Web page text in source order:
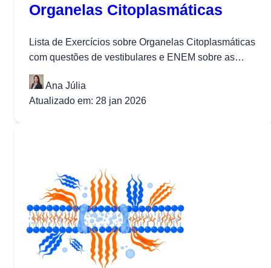
Organelas Citoplasmáticas
Lista de Exercícios sobre Organelas Citoplasmáticas
com questões de vestibulares e ENEM sobre as
estruturas celulares. O que são Organelas...
Ana Júlia
Atualizado em: 28 jan 2026